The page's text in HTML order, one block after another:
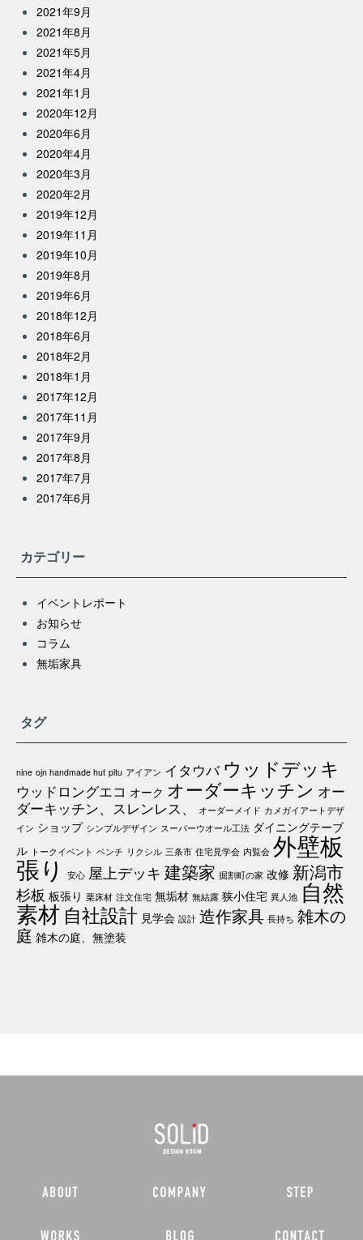
2021年9月
2021年8月
2021年5月
2021年4月
2021年1月
2020年12月
2020年6月
2020年4月
2020年3月
2020年2月
2019年12月
2019年11月
2019年10月
2019年8月
2019年6月
2018年12月
2018年6月
2018年2月
2018年1月
2017年12月
2017年11月
2017年9月
2017年8月
2017年7月
2017年6月
カテゴリー
イベントレポート
お知らせ
コラム
無垢家具
タグ
nine ojn handmade hut pitu アイアン イタウバ ウッドデッキ
ウッドロングエコ オーク オーダーキッチン オー
ダーキッチン、スレンレス、
オーダーメイド カメガイアートデザ
イン ショップ シンプルデザイン スーパーウオール工法 ダイニングテーブ
ル トークイベント ベンチ リクシル 三条市 住宅見学会 内覧会 外壁板
張り 安心 屋上デッキ 建築家 掘割町の家 改修 新潟市
杉板 板張り 栗床材 注文住宅 無垢材 無結露 狭小住宅 異人池 自然
素材 自社設計 見学会 設計 造作家具 長持ち 雑木の
庭 雑木の庭、無塗装